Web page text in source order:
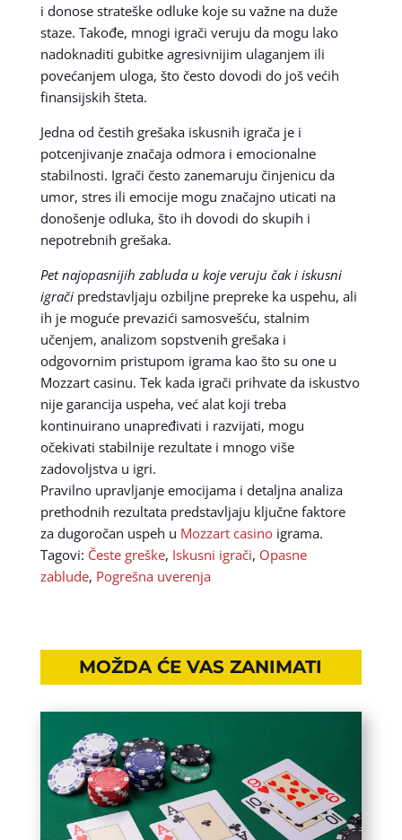
i donose strateške odluke koje su važne na duže
staze. Takođe, mnogi igrači veruju da mogu lako
nadoknaditi gubitke agresivnijim ulaganjem ili
povećanjem uloga, što često dovodi do još većih
finansijskih šteta.
Jedna od čestih grešaka iskusnih igrača je i
potcenjivanje značaja odmora i emocionalne
stabilnosti. Igrači često zanemaruju činjenicu da
umor, stres ili emocije mogu značajno uticati na
donošenje odluka, što ih dovodi do skupih i
nepotrebnih grešaka.
Pet najopasnijih zabluda u koje veruju čak i iskusni
igračipredstavljaju ozbiljne prepreke ka uspehu, ali
ih je moguće prevazići samosvešću, stalnim
učenjem, analizom sopstvenih grešaka i
odgovornim pristupom igrama kao što su one u
Mozzart casinu. Tek kada igrači prihvate da iskustvo
nije garancija uspeha, već alat koji treba
kontinuirano unapređivati i razvijati, mogu
očekivati stabilnije rezultate i mnogo više
zadovoljstva u igri.
Pravilno upravljanje emocijama i detaljna analiza
prethodnih rezultata predstavljaju ključne faktore
za dugoročan uspeh u Mozzart casinoigrama.
Tagovi: Česte greške, Iskusni igrači, Opasne
zablude, Pogrešna uverenja
MOŽDA ĆE VAS ZANIMATI